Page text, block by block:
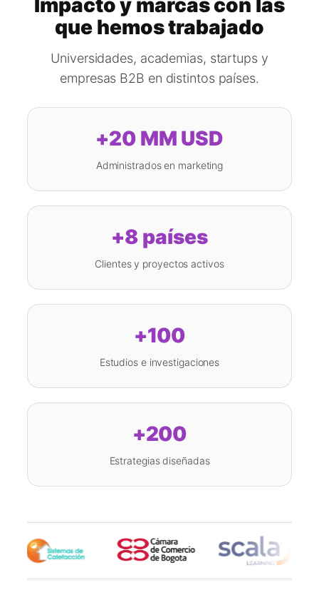
que hemos trabajado
Universidades, academias, startups y
empresas B2B en distintos países.
+20 MM USD
Administrados en marketing
+8 países
Clientes y proyectos activos
+100
Estudios e investigaciones
+200
Estrategias diseñadas